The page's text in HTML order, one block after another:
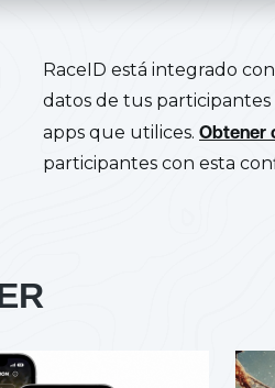
RaceID está integrado
datos de tus
apps que utilices. Obtener
participantes con esta